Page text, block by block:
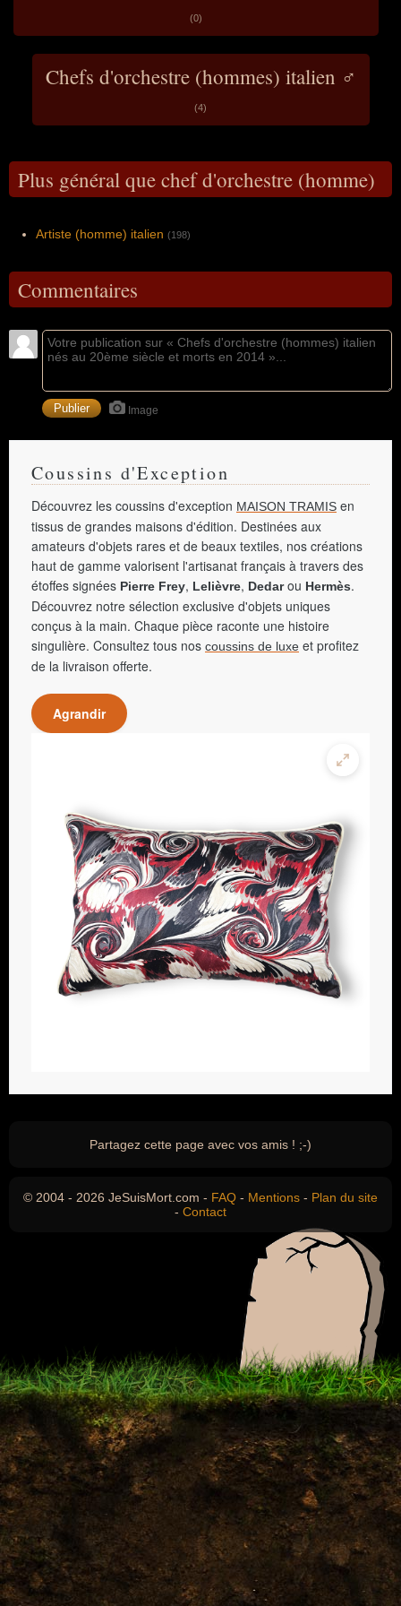
(0)
Chefs d'orchestre (hommes) italien ♂
(4)
Plus général que chef d'orchestre (homme)
Artiste (homme) italien (198)
Commentaires
Image
Coussins d'Exception
Découvrez les coussins d'exception MAISON TRAMIS en
tissus de grandes maisons d'édition. Destinées aux
amateurs d'objets rares et de beaux textiles, nos créations
haut de gamme valorisent l'artisanat français à travers des
étoffes signées Pierre Frey, Lelièvre, Dedarou Hermès.
Découvrez notre sélection exclusive d'objets uniques
conçus à la main. Chaque pièce raconte une histoire
singulière. Consultez tous nos coussins de luxe et profitez
de la livraison offerte.
Agrandir
Partagez cette page avec vos amis ! ;-)
© 2004 - 2026 JeSuisMort.com - FAQ - Mentions - Plan du site
- Contact